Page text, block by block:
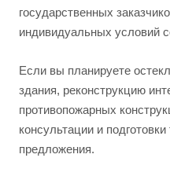
государственных
индивидуальных условий
Если вы планируете
здания, реконструкцию
противопожарных
консультации и
предложения.